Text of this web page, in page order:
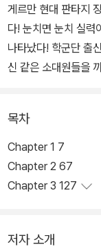
게르만 현대 판타지
다! 눈치면 눈치 실
나타났다! 학군단 출
신 같은 소대원들을
목차
Chapter 1 7
Chapter 2 67
Chapter 3 127
저자 소개